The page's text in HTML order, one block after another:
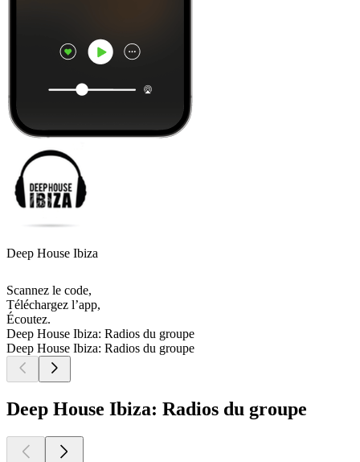
Deep House Ibiza
Scannez le code,
Téléchargez l’app,
Écoutez.
Deep House Ibiza: Radios du groupe
Deep House Ibiza: Radios du groupe
Deep House Ibiza: Radios du groupe